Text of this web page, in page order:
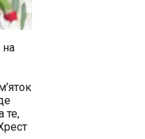
на
те,